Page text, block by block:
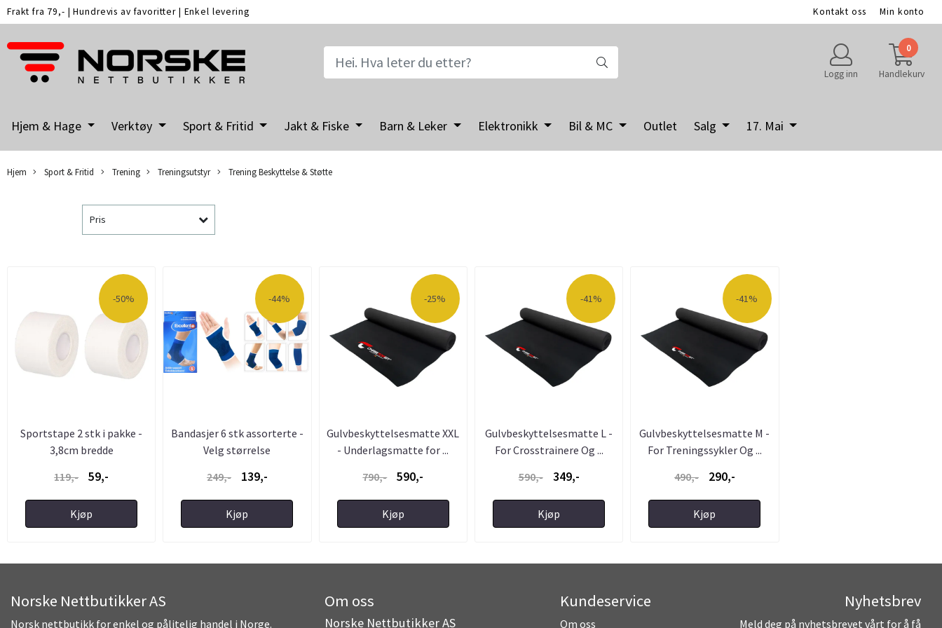
Frakt fra 79,- |Hundrevis av favoritter | Enkel levering Kontakt oss Min konto
Logg inn
0
Handlekurv
Hjem & Hage Verktøy Sport & Fritid Jakt & Fiske Barn & Leker Elektronikk Bil & MC Outlet Salg 17. Mai
Hjem Sport & Fritid Trening Treningsutstyr Trening Beskyttelse & Støtte
Pris
-50%
Sportstape 2 stk i pakke -
3,8cm bredde
119,-
59,-
Kjøp
-44%
Bandasjer 6 stk assorterte -
Velg størrelse
249,-
139,-
Kjøp
-25%
Gulvbeskyttelsesmatte XXL
- Underlagsmatte for ...
790,-
590,-
Kjøp
-41%
Gulvbeskyttelsesmatte L -
For Crosstrainere Og ...
590,-
349,-
Kjøp
-41%
Gulvbeskyttelsesmatte M -
For Treningssykler Og ...
490,-
290,-
Kjøp
Norske Nettbutikker AS
Norsk nettbutikk for enkel og pålitelig handel i Norge.
Om oss
Norske Nettbutikker AS
Kundeservice
Om oss
Nyhetsbrev
Meld deg på nyhetsbrevet vårt for å få